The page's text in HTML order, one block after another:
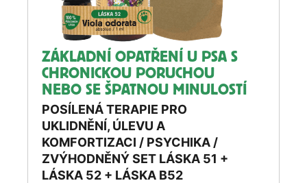
ZÁKLADNÍ OPATŘENÍ U PSA S
CHRONICKOU PORUCHOU
NEBO SE ŠPATNOU MINULOSTÍ
POSÍLENÁ TERAPIE PRO
UKLIDNĚNÍ, ÚLEVU A
KOMFORTIZACI / PSYCHIKA /
ZVÝHODNĚNÝ SET LÁSKA 51 +
LÁSKA 52 + LÁSKA B52